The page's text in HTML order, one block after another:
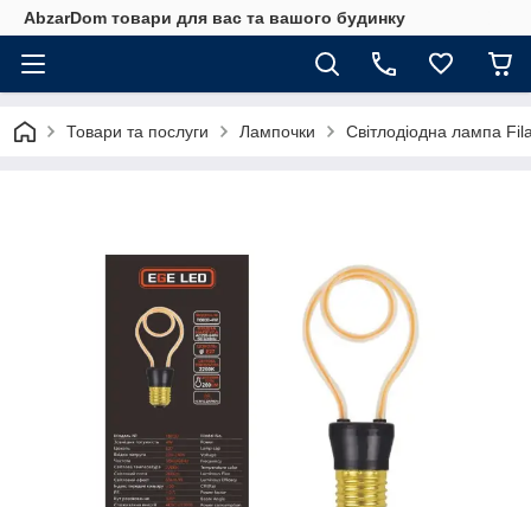
AbzarDom товари для вас та вашого будинку
Товари та послуги Лампочки Світлодіодна лампа